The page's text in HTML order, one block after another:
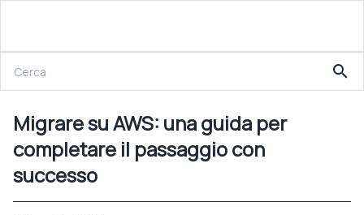
Migrare su AWS: una guida per completare il passaggio con successo
search
Migrare su AWS: una guida per
completare il passaggio con
successo